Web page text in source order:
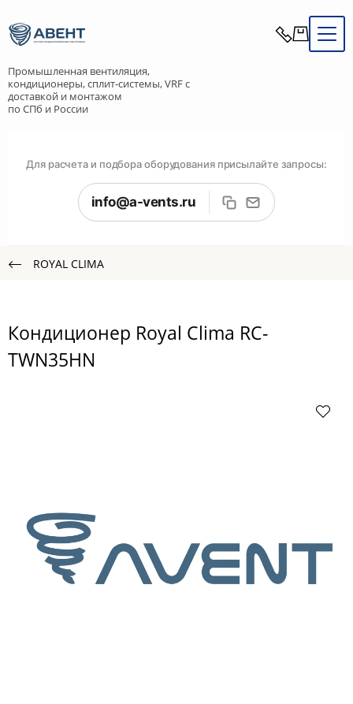
Промышленная вентиляция,
кондиционеры, сплит-системы, VRF с
доставкой и монтажом
по СПб и России
Для расчета и подбора оборудования присылайте запросы:
info@a-vents.ru
ROYAL CLIMA
Кондиционер Royal Clima RC-
TWN35HN